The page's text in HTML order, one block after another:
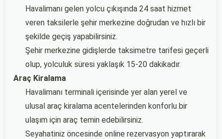
Havalimanı gelen yolcu çıkışında 24 saat hizmet
veren taksilerle şehir merkezine doğrudan ve hızlı bir
şekilde geçiş yapabilirsiniz.
Şehir merkezine gidişlerde taksimetre tarifesi geçerli
olup, yolculuk süresi yaklaşık 15-20 dakikadır.
Araç Kiralama
Havalimanı terminali içerisinde yer alan yerel ve
ulusal araç kiralama acentelerinden konforlu bir
ulaşım için araç temin edebilirsiniz.
Seyahatiniz öncesinde online rezervasyon yaptırarak